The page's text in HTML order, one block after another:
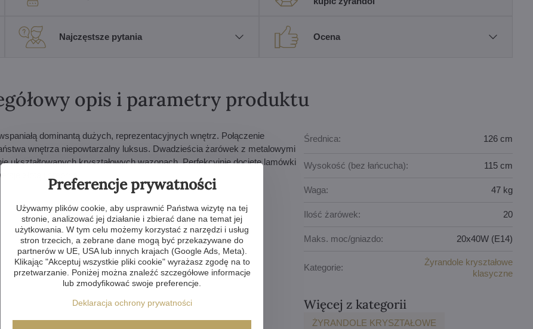
Najczęstsze pytania Ocena
opis i parametry produktu
dominantą dużych, reprezentacyjnych wnętrz. Połączenie
wnętrza niepowtarzalny luksus. Dwadzieścia żarówek z metalowymi
ukształtowanych kryształowych wazonach. Perfekcyjnie docięte lamówki
złotą i srebrną.
Średnica: 126 cm
Wysokość (bez łańcucha): 115 cm
Waga: 47 kg
Ilość żarówek: 20
Maks. moc/gniazdo: 20x40W (E14)
Kategorie:
Żyrandole kryształowe
klasyczne
Więcej z kategorii
ŻYRANDOLE KRYSZTAŁOWE
Preferencje prywatności
Używamy plików cookie, aby usprawnić Państwa wizytę na tej
stronie, analizować jej działanie i zbierać dane na temat jej
użytkowania. W tym celu możemy korzystać z narzędzi i usług
stron trzecich, a zebrane dane mogą być przekazywane do
partnerów w UE, USA lub innych krajach (Google Ads, Meta).
Klikając "Akceptuj wszystkie pliki cookie" wyrażasz zgodę na to
przetwarzanie. Poniżej można znaleźć szczegółowe informacje
lub zmodyfikować swoje preferencje.
Deklaracja ochrony prywatności